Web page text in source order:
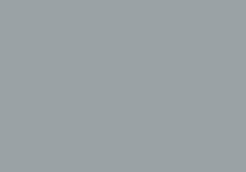
Daten
Daten sind
die sich auf eine